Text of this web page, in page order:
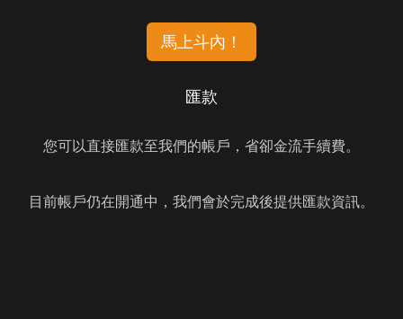
馬上斗內！
匯款
您可以直接匯款至我們的帳戶，省卻金流手續費。
目前帳戶仍在開通中，我們會於完成後提供匯款資訊。